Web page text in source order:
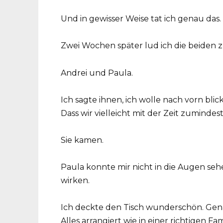
Und in gewisser Weise tat ich genau das.
Zwei Wochen später lud ich die beiden
Andrei und Paula.
Ich sagte ihnen, ich wolle nach vorn
Dass wir vielleicht mit der Zeit
Sie kamen.
Paula konnte mir nicht in die Augen
wirken.
Ich deckte den Tisch wunderschön.
Alles arrangiert wie in einer richtigen